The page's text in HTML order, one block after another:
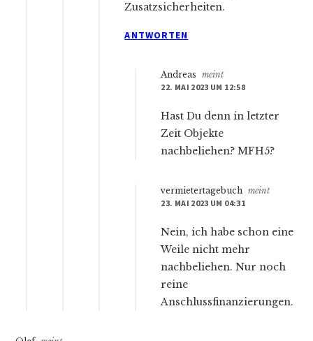
Zusatzsicherheiten.
ANTWORTEN
Andreas
meint
22. MAI 2023 UM 12:58
Hast Du denn in letzter
Zeit Objekte
nachbeliehen? MFH5?
vermietertagebuch meint
23. MAI 2023 UM 04:31
Nein, ich habe schon eine
Weile nicht mehr
nachbeliehen. Nur noch
reine
Anschlussfinanzierungen.